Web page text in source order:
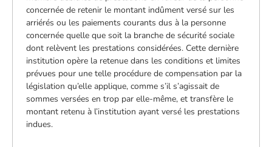
concernée de retenir le montant indûment versé sur les
arriérés ou les paiements courants dus à la personne
concernée quelle que soit la branche de sécurité sociale
dont relèvent les prestations considérées. Cette dernière
institution opère la retenue dans les conditions et limites
prévues pour une telle procédure de compensation par la
législation qu’elle applique, comme s’il s’agissait de
sommes versées en trop par elle-même, et transfère le
montant retenu à l’institution ayant versé les prestations
indues.